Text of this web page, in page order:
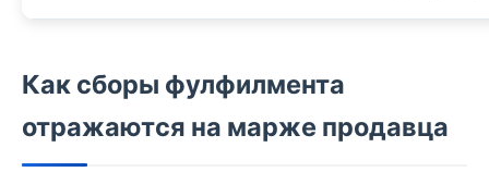
Как сборы фулфилмента
отражаются на марже продавца